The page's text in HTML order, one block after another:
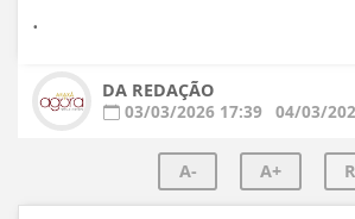
.
DA REDAÇÃO
03/03/2026 17:39 04/03/
A- A+